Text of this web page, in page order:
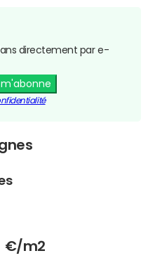
directement par e-
€/m2